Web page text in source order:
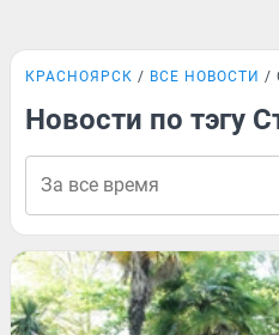
КРАСНОЯРСК ВСЕ НОВОСТИ
Новости по тэгу